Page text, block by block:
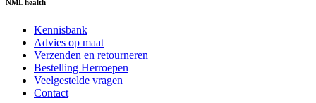
NML health
Kennisbank
Advies op maat
Verzenden en retourneren
Bestelling Herroepen
Veelgestelde vragen
Contact